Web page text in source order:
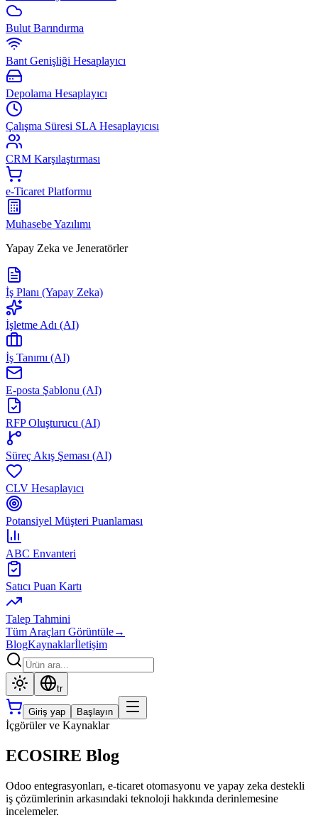
Bulut Barındırma
Bant Genişliği Hesaplayıcı
Depolama Hesaplayıcı
Çalışma Süresi SLA Hesaplayıcısı
CRM Karşılaştırması
e-Ticaret Platformu
Muhasebe Yazılımı
Yapay Zeka ve Jeneratörler
İş Planı (Yapay Zeka)
İşletme Adı (AI)
İş Tanımı (AI)
E-posta Şablonu (AI)
RFP Oluşturucu (AI)
Süreç Akış Şeması (AI)
CLV Hesaplayıcı
Potansiyel Müşteri Puanlaması
ABC Envanteri
Satıcı Puan Kartı
Talep Tahmini
Tüm Araçları Görüntüle→
BlogKaynaklarİletişim
tr
Giriş yap Başlayın
İçgörüler ve Kaynaklar
ECOSIRE Blog
Odoo entegrasyonları, e-ticaret otomasyonu ve yapay zeka destekli
iş çözümlerinin arkasındaki teknoloji hakkında derinlemesine
incelemeler.